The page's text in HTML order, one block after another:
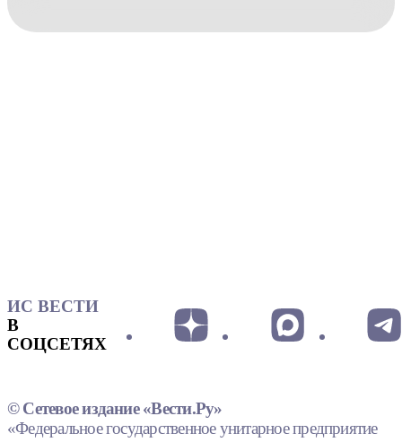
ИС ВЕСТИ
В
СОЦСЕТЯХ
© Сетевое издание «Вести.Ру»
«Федеральное государственное унитарное предприятие